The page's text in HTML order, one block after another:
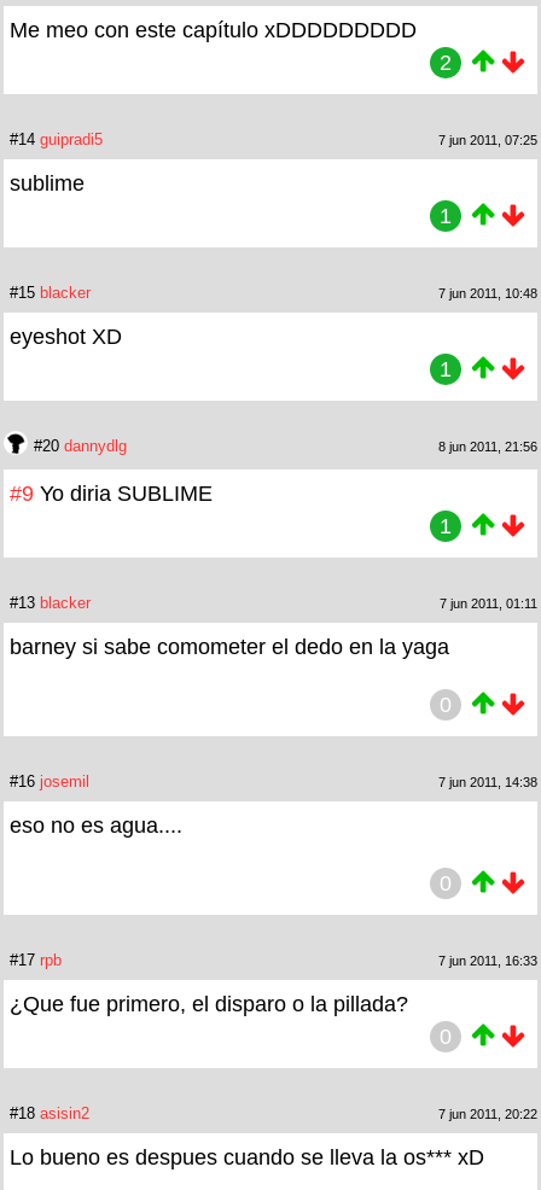
Me meo con este capítulo xDDDDDDDDD
2
#14 guipradi5 7 jun 2011, 07:25
sublime
1
#15 blacker 7 jun 2011, 10:48
eyeshot XD
1
#20 dannydlg 8 jun 2011, 21:56
#9 Yo diria SUBLIME
1
#13 blacker 7 jun 2011, 01:11
barney si sabe comometer el dedo en la yaga
0
#16 josemil 7 jun 2011, 14:38
eso no es agua....
0
#17 rpb 7 jun 2011, 16:33
¿Que fue primero, el disparo o la pillada?
0
#18 asisin2 7 jun 2011, 20:22
Lo bueno es despues cuando se lleva la os*** xD